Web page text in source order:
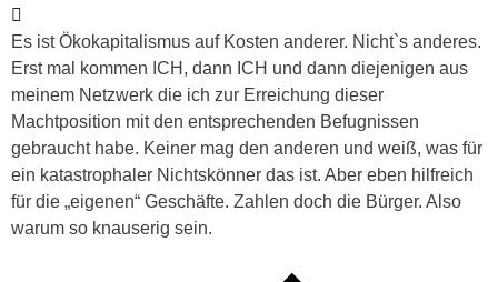
Es ist Ökokapitalismus auf Kosten anderer. Nicht`s anderes.
Erst mal kommen ICH, dann ICH und dann diejenigen aus
meinem Netzwerk die ich zur Erreichung dieser
Machtposition mit den entsprechenden Befugnissen
gebraucht habe. Keiner mag den anderen und weiß, was für
ein katastrophaler Nichtskönner das ist. Aber eben hilfreich
für die „eigenen“ Geschäfte. Zahlen doch die Bürger. Also
warum so knauserig sein.